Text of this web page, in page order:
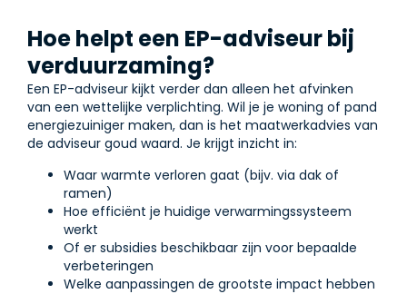
Hoe helpt een EP-adviseur bij
verduurzaming?
Een EP-adviseur kijkt verder dan alleen het afvinken
van een wettelijke verplichting. Wil je je woning of pand
energiezuiniger maken, dan is het maatwerkadvies van
de adviseur goud waard. Je krijgt inzicht in:
Waar warmte verloren gaat (bijv. via dak of
ramen)
Hoe efficiënt je huidige verwarmingssysteem
werkt
Of er subsidies beschikbaar zijn voor bepaalde
verbeteringen
Welke aanpassingen de grootste impact hebben